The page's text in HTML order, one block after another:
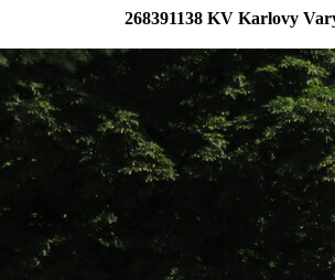
268391138 KV Karlovy